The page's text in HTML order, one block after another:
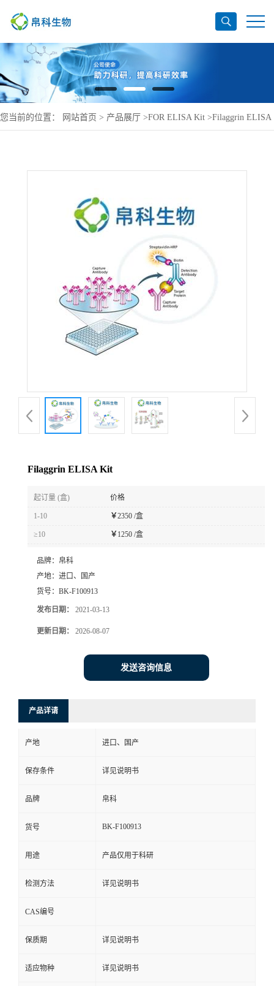
您当前的位置： 网站首页 > 产品展厅 >FOR ELISA Kit >Filaggrin ELISA
Filaggrin ELISA Kit
起订量 (盒) 价格
1-10 ￥2350 /盒
≥10 ￥ 1250 /盒
品牌： 帛科
产地： 进口、国产
货号： BK-F100913
发布日期： 2021-03-13
更新日期： 2026-08-07
发送咨询信息
产品详请
产地 进口、国产
保存条件 详见说明书
品牌 帛科
货号 BK-F100913
用途 产品仅用于科研
检测方法 详见说明书
CAS编号
保质期 详见说明书
适应物种 详见说明书